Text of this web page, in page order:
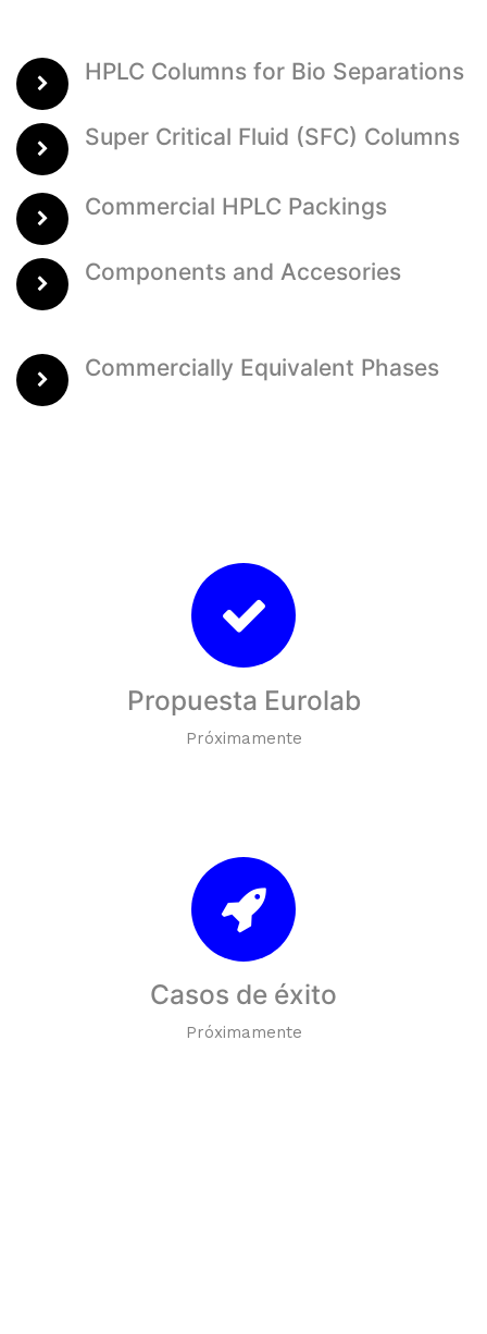
HPLC Columns for Bio Separations
Super Critical Fluid (SFC) Columns
Commercial HPLC Packings
Components and Accesories
Commercially Equivalent Phases
Propuesta Eurolab
Próximamente
Casos de éxito
Próximamente